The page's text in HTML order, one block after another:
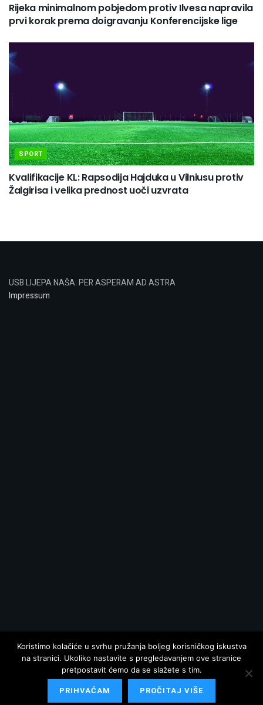
Rijeka minimalnom pobjedom protiv Ilvesa napravila
prvi korak prema doigravanju Konferencijske lige
SPORT
Kvalifikacije KL: Rapsodija Hajduka u Vilniusu protiv
Žalgirisa i velika prednost uoči uzvrata
USB LIJEPA NAŠA: PER ASPERAM AD ASTRA
Impressum
© 2025 Hrvatska danas
Koristimo kolačiće u svrhu pružanja boljeg korisničkog iskustva
na stranici. Ukoliko nastavite s pregledavanjem ove stranice
pretpostavit ćemo da se slažete s tim.
PRIHVAĆAM PROČITAJ VIŠE